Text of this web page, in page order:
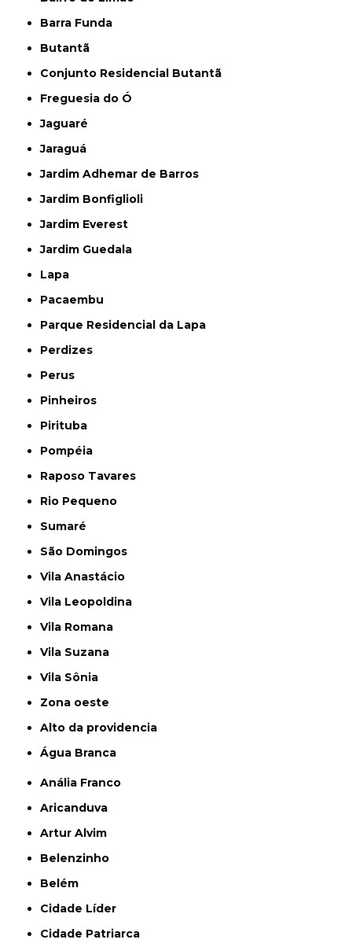
Barra Funda
Butantã
Conjunto Residencial Butantã
Freguesia do Ó
Jaguaré
Jaraguá
Jardim Adhemar de Barros
Jardim Bonfiglioli
Jardim Everest
Jardim Guedala
Lapa
Pacaembu
Parque Residencial da Lapa
Perdizes
Perus
Pinheiros
Pirituba
Pompéia
Raposo Tavares
Rio Pequeno
Sumaré
São Domingos
Vila Anastácio
Vila Leopoldina
Vila Romana
Vila Suzana
Vila Sônia
Zona oeste
alto da providencia
Água Branca
Anália Franco
Aricanduva
Artur Alvim
Belenzinho
Belém
Cidade Líder
Cidade Patriarca